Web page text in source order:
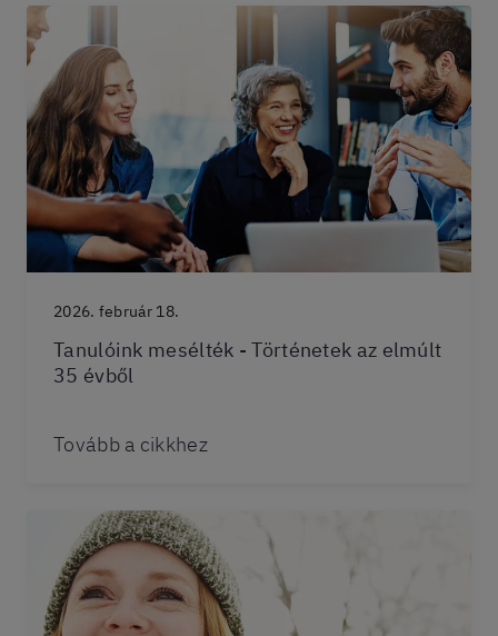
2026. február 18.
Tanulóink mesélték - Történetek az elmúlt
35 évből
Tovább a cikkhez